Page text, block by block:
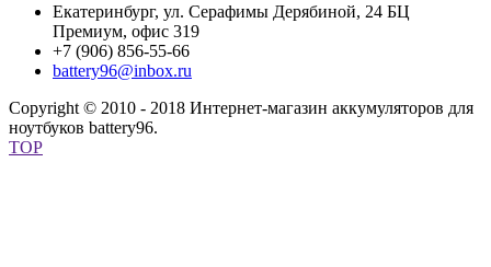
Екатеринбург, ул. Серафимы Дерябиной, 24 БЦ
Премиум, офис 319
+7 (906) 856-55-66
battery96@inbox.ru
Copyright © 2010 - 2018 Интернет-магазин аккумуляторов для
ноутбуков battery96.
TOP